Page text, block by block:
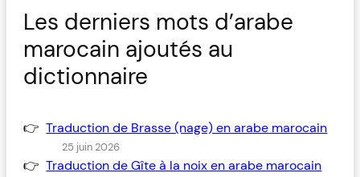
Les derniers mots d’arabe
marocain ajoutés au
dictionnaire
Traduction de Brasse (nage) en arabe marocain
25 juin 2026
Traduction de Gîte à la noix en arabe marocain